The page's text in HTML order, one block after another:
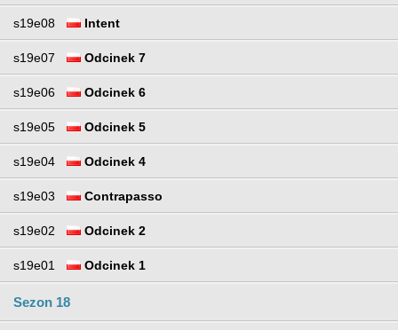
s19e08 Intent
s19e07 Odcinek 7
s19e06 Odcinek 6
s19e05 Odcinek 5
s19e04 Odcinek 4
s19e03 Contrapasso
s19e02 Odcinek 2
s19e01 Odcinek 1
Sezon 18